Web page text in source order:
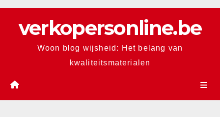
Skip
contentverkopersonline.be
Woon blog wijsheid: Het belang van
kwaliteitsmaterialen